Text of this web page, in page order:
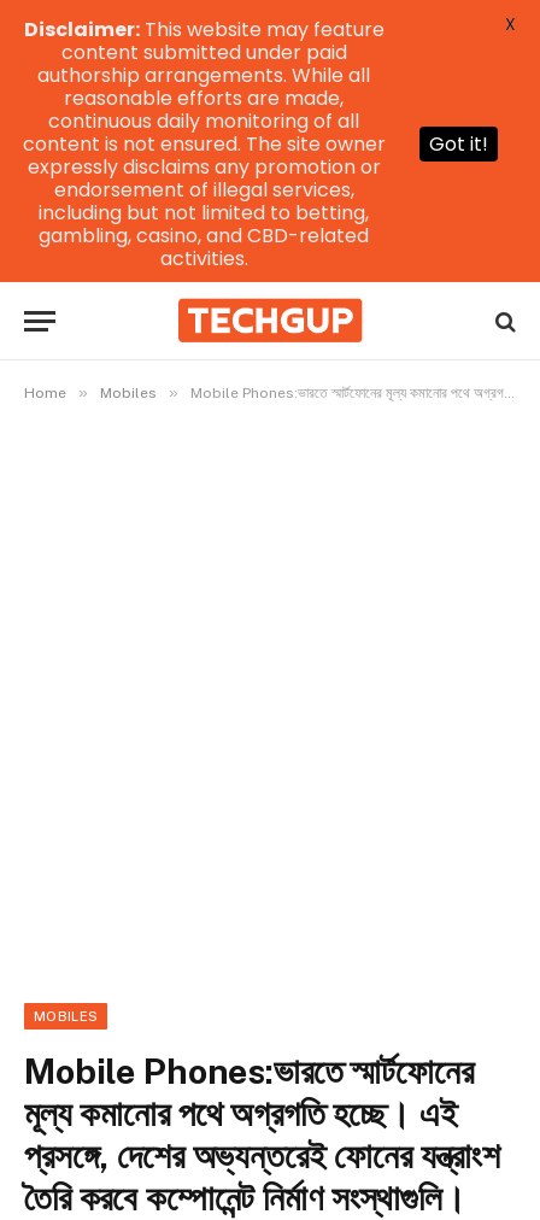
Home » Mobiles » Mobile Phones:ভারতে স্মার্টফোনের মূল্য কমানোর পথে অগ্রগতি হচ্ছে। এই প্রসঙ্গে, দেশের অভ্যন্তরেই ফোনের যন্ত্রাংশ তৈরি করবে কম্পোনেন্ট নির্মাণ সংস্থাগুলি।
MOBILES
Mobile Phones:ভারতে স্মার্টফোনের
মূল্য কমানোর পথে অগ্রগতি হচ্ছে। এই
প্রসঙ্গে, দেশের অভ্যন্তরেই ফোনের যন্ত্রাংশ
তৈরি করবে কম্পোনেন্ট নির্মাণ সংস্থাগুলি।
Disclaimer:This website may feature
content submitted under paid
authorship arrangements. While all
reasonable efforts are made,
continuous daily monitoring of all
content is not ensured. The site owner
expressly disclaims any promotion or
endorsement of illegal services,
including but not limited to betting,
gambling, casino, and CBD-related
activities.
Got it!
X